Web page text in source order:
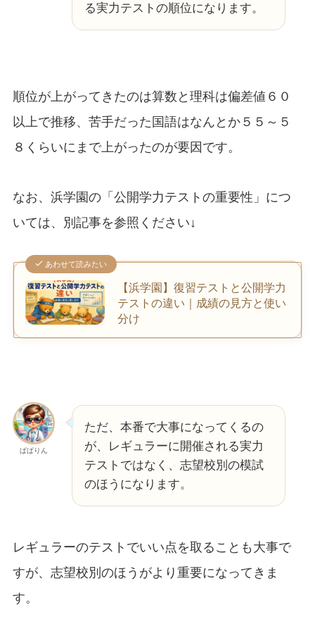
る実力テストの順位になります。
順位が上がってきたのは算数と理科は偏差値６０
以上で推移、苦手だった国語はなんとか５５～５
８くらいにまで上がったのが要因です。
なお、浜学園の「公開学力テストの重要性」につ
いては、別記事を参照ください↓
あわせて読みたい
【浜学園】復習テストと公開学力
テストの違い｜成績の見方と使い
分け
ぱぱりん
ただ、本番で大事になってくるの
が、レギュラーに開催される実力
テストではなく、志望校別の模試
のほうになります。
レギュラーのテストでいい点を取ることも大事で
すが、志望校別のほうがより重要になってきま
す。